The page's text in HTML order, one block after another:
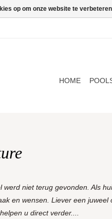
HOME
werd niet terug gevonden. Als
en wensen. Liever een
u direct verder....
op om onze website te